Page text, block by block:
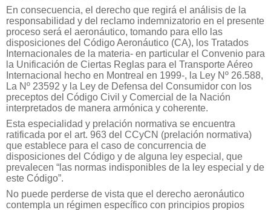
En consecuencia, el derecho que regirá el análisis de la
responsabilidad y del reclamo indemnizatorio en el presente
proceso será el aeronáutico, tomando para ello las
disposiciones del Código Aeronáutico (CA), los Tratados
Internacionales de la materia- en particular el Convenio para
la Unificación de Ciertas Reglas para el Transporte Aéreo
Internacional hecho en Montreal en 1999-, la Ley Nº 26.588,
La Nº 23592 y la Ley de Defensa del Consumidor con los
preceptos del Código Civil y Comercial de la Nación
interpretados de manera armónica y coherente.
Esta especialidad y prelación normativa se encuentra
ratificada por el art. 963 del CCyCN (prelación normativa)
que establece para el caso de concurrencia de
disposiciones del Código y de alguna ley especial, que
prevalecen “las normas indisponibles de la ley especial y de
este Código”.
No puede perderse de vista que el derecho aeronáutico
contempla un régimen específico con principios propios